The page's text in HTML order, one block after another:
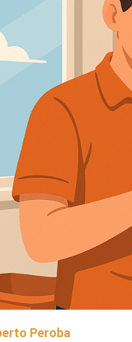
Peroba